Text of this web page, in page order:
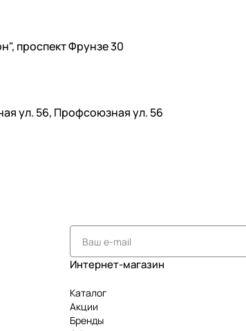
проспект Фрунзе 30
ул. 56, Профсоюзная ул. 56
Интернет-магазин
Каталог
Акции
Бренды